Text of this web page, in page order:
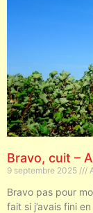
Bravo, cuit –
9 septembre 2025
Bravo pas pour
fait si j’avais fini